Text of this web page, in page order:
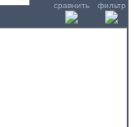
сравнить фильтр